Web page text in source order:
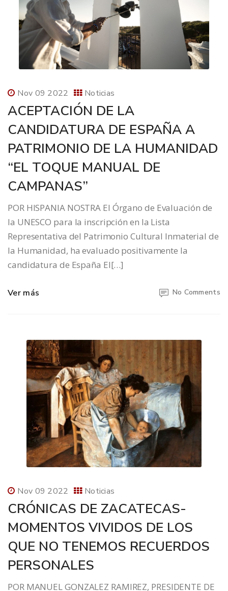
Nov 09 2022 Noticias
ACEPTACIÓN DE LA
CANDIDATURA DE ESPAÑA A
PATRIMONIO DE LA HUMANIDAD
“EL TOQUE MANUAL DE
CAMPANAS”
POR HISPANIA NOSTRA El Órgano de Evaluación de
la UNESCO para la inscripción en la Lista
Representativa del Patrimonio Cultural Inmaterial de
la Humanidad, ha evaluado positivamente la
candidatura de España El[…]
Ver más No Comments
Nov 09 2022 Noticias
CRÓNICAS DE ZACATECAS-
MOMENTOS VIVIDOS DE LOS
QUE NO TENEMOS RECUERDOS
PERSONALES
POR MANUEL GONZALEZ RAMIREZ, PRESIDENTE DE